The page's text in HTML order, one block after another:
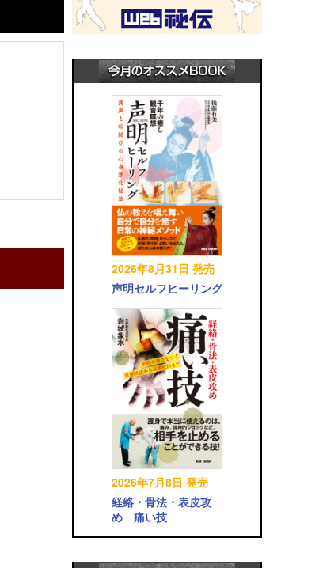
2026年8月31日 発売
声明セルフヒーリング
2026年7月8日 発売
経絡・骨法・表皮攻
め 痛い技